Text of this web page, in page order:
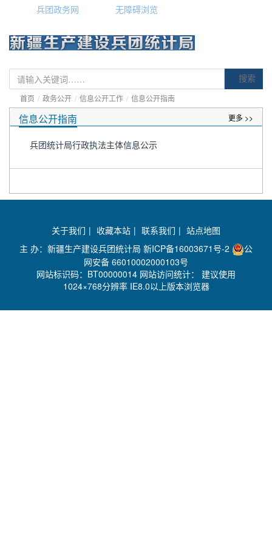
兵团政务网 无障碍浏览
搜索
首页 / 政务公开 / 信息公开工作 / 信息公开指南
信息公开指南 更多 >>
兵团统计局行政执法主体信息公示
关于我们 | 收藏本站 | 联系我们 | 站点地图
主 办：新疆生产建设兵团统计局 新ICP备16003671号-2
公
网安备 66010002000103号
网站标识码：BT00000014 网站访问统计： 建议使用
1024×768分辨率 IE8.0以上版本浏览器